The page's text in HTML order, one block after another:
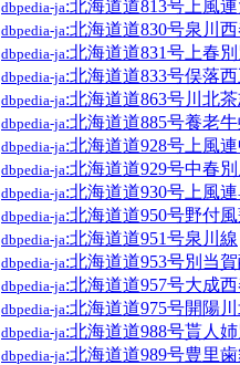
dbpedia-ja:北海道道813号上風
dbpedia-ja:北海道道830号泉川
dbpedia-ja:北海道道831号上春
dbpedia-ja:北海道道833号俣落
dbpedia-ja:北海道道863号川北
dbpedia-ja:北海道道885号養老
dbpedia-ja:北海道道928号上風
dbpedia-ja:北海道道929号中春
dbpedia-ja:北海道道930号上風
dbpedia-ja:北海道道950号野付
dbpedia-ja:北海道道951号泉川線
dbpedia-ja:北海道道953号別当
dbpedia-ja:北海道道957号大成
dbpedia-ja:北海道道975号開陽
dbpedia-ja:北海道道988号貰人
dbpedia-ja:北海道道989号豊里